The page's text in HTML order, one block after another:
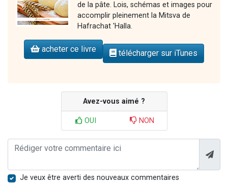
de la pâte. Lois, schémas et images pour
accomplir pleinement la Mitsva de
Hafrachat 'Halla.
acheter ce livre télécharger sur iTunes
Avez-vous aimé ?
OUI NON
Je veux être averti des nouveaux commentaires